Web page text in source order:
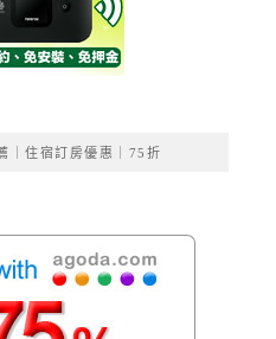
｜住宿訂房優惠｜75折